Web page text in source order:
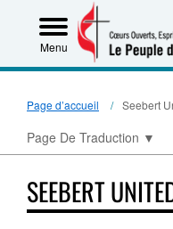
Menu
Page d’accueil Seebert
Page De Traduction ▼
SEEBERT